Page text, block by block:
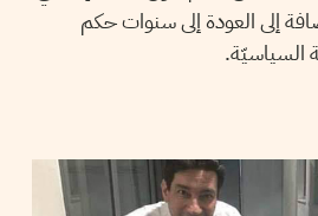
إلى العودة إلى سنوات حكم
السياسيّة.